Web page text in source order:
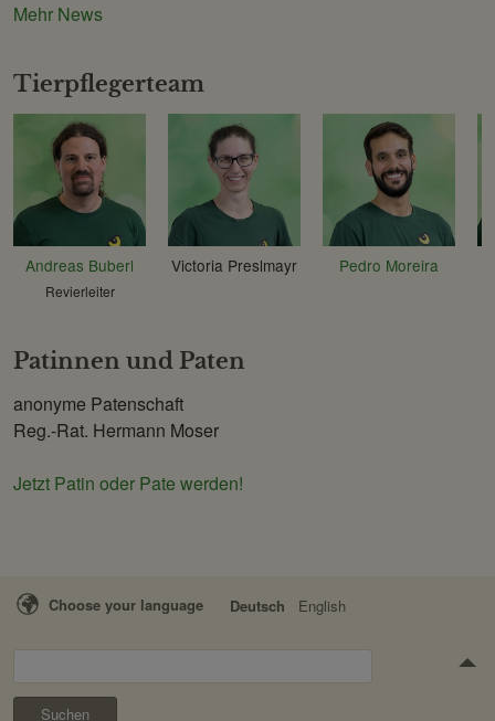
Mehr News
Tierpflegerteam
Andreas Buberl
Revierleiter
Victoria Preslmayr Pedro Moreira
Patinnen und Paten
anonyme Patenschaft
Reg.-Rat. Hermann Moser
Jetzt Patin oder Pate werden!
Choose your language Deutsch English